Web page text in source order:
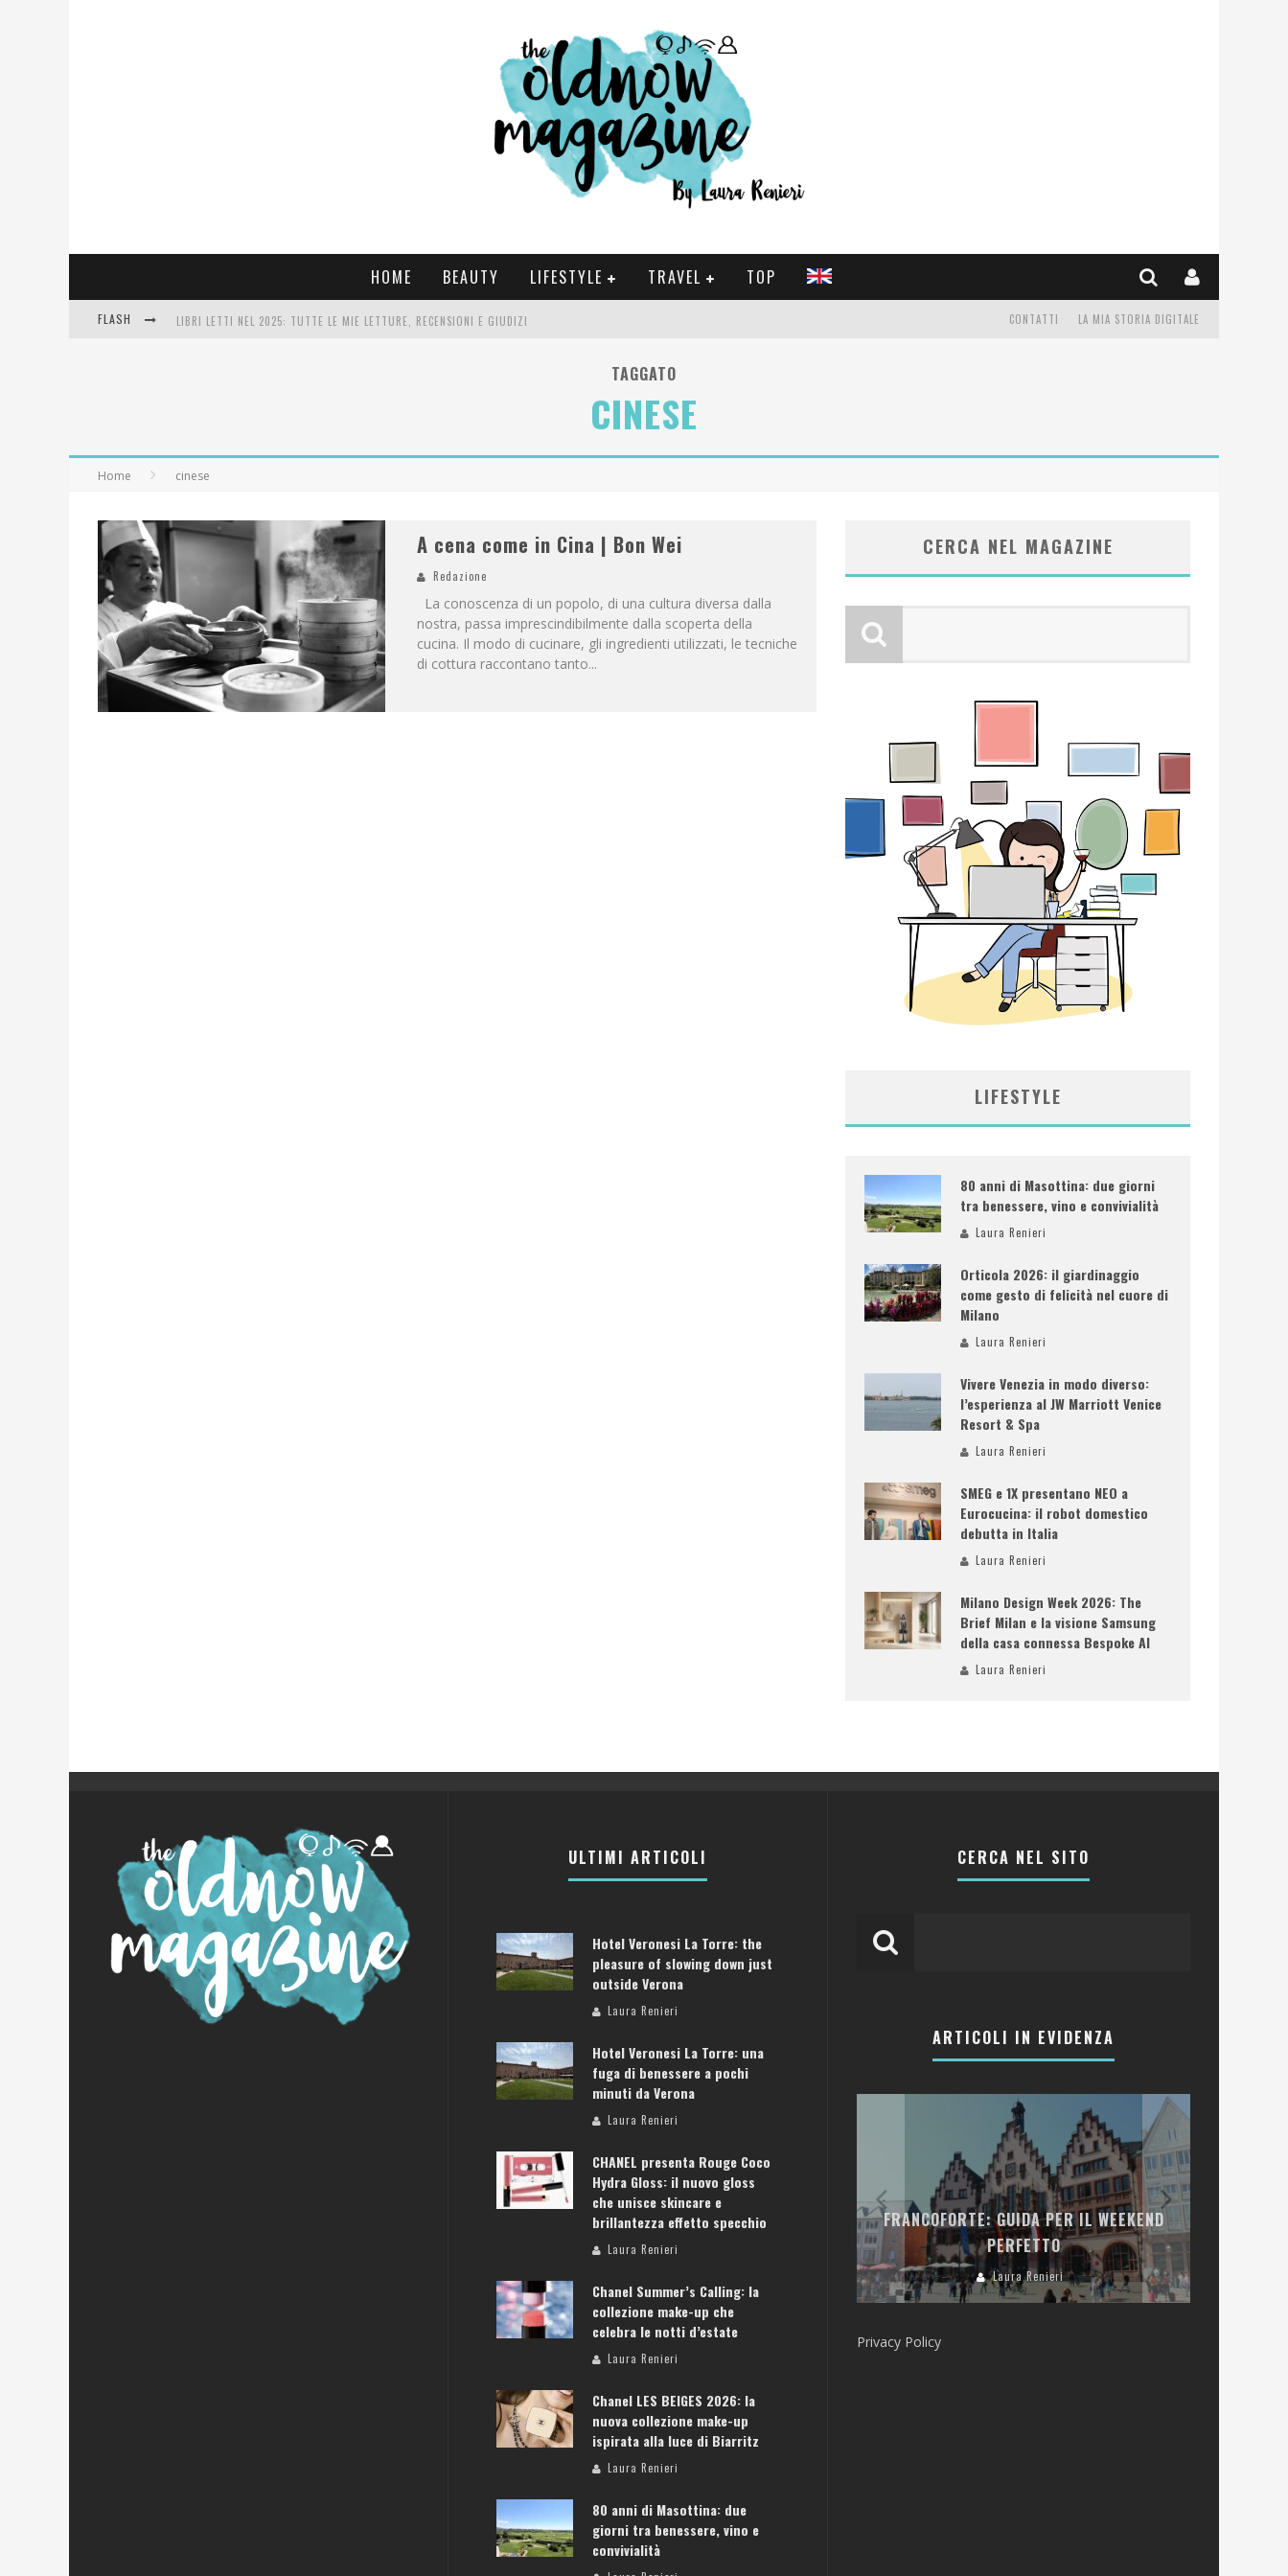
HOME BEAUTY LIFESTYLE TRAVEL TOP
FLASH LIBRI LETTI NEL 2025: TUTTE LE MIE LETTURE, RECENSIONI E GIUDIZI LA MIA STORIA DIGITALE
CONTATTI
TAGGATO
CINESE
Home cinese
A cena come in Cina | Bon Wei
Redazione
La conoscenza di un popolo, di una cultura diversa dalla
nostra, passa imprescindibilmente dalla scoperta della
cucina. Il modo di cucinare, gli ingredienti utilizzati, le tecniche
di cottura raccontano tanto...
CERCA NEL MAGAZINE
LIFESTYLE
80 anni di Masottina: due giorni
tra benessere, vino e convivialità
Laura Renieri
Orticola 2026: il giardinaggio
come gesto di felicità nel cuore di
Milano
Laura Renieri
Vivere Venezia in modo diverso:
l’esperienza al JW Marriott Venice
Resort & Spa
Laura Renieri
SMEG e 1X presentano NEO a
Eurocucina: il robot domestico
debutta in Italia
Laura Renieri
Milano Design Week 2026: The
Brief Milan e la visione Samsung
della casa connessa Bespoke AI
Laura Renieri
ULTIMI ARTICOLI
Hotel Veronesi La Torre: the
pleasure of slowing down just
outside Verona
Laura Renieri
Hotel Veronesi La Torre: una
fuga di benessere a pochi
minuti da Verona
Laura Renieri
CHANEL presenta Rouge Coco
Hydra Gloss: il nuovo gloss
che unisce skincare e
brillantezza effetto specchio
Laura Renieri
Chanel Summer’s Calling: la
collezione make-up che
celebra le notti d’estate
Laura Renieri
Chanel LES BEIGES 2026: la
nuova collezione make-up
ispirata alla luce di Biarritz
Laura Renieri
80 anni di Masottina: due
giorni tra benessere, vino e
convivialità
CERCA NEL SITO
ARTICOLI IN EVIDENZA
ATENE: GUIDA PER IL WEEKEND PERFETTO
FRANCOFORTE: GUIDA PER IL WEEKEND
PERFETTO
Laura Renieri
Privacy Policy